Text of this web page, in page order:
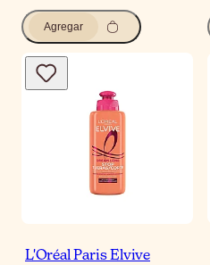
Agregar
L'Oréal Paris Elvive